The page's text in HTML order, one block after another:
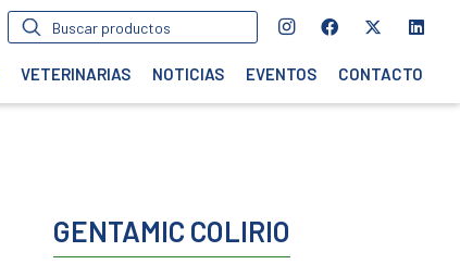
Búsqueda
de
VETERINARIAS NOTICIAS EVENTOS CONTACTO
GENTAMIC COLIRIO